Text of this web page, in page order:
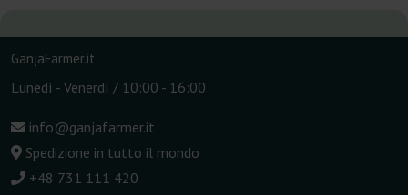
GanjaFarmer.it
Lunedì - Venerdì / 10:00 - 16:00
info@ganjafarmer.it
Spedizione in tutto il mondo
+48 731 111 420